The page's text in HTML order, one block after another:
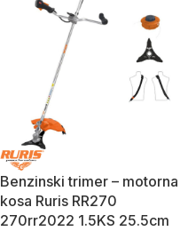
Benzinski trimer – motorna
kosa Ruris RR270
270rr2022 1.5KS 25.5cm